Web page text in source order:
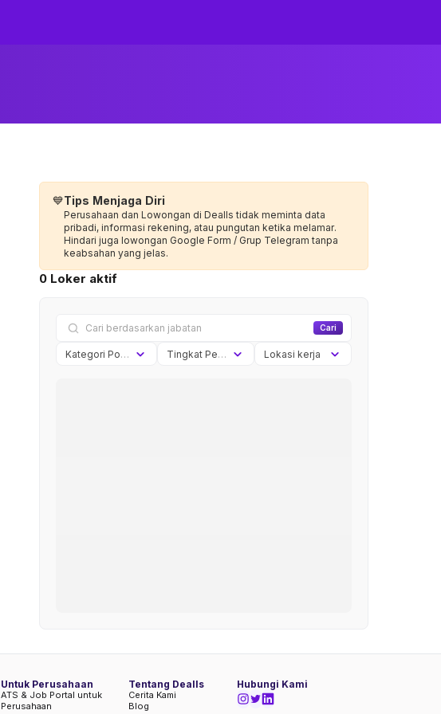
💙Tips Menjaga Diri
Perusahaan dan Lowongan di Dealls tidak meminta data
pribadi, informasi rekening, atau pungutan ketika melamar.
Hindari juga lowongan Google Form / Grup Telegram tanpa
keabsahan yang jelas.
0 Loker aktif
Cari
Kategori Posisi Tingkat Pengalaman Lokasi kerja
Untuk Perusahaan
ATS & Job Portal untuk
Perusahaan
Hubungi Kami
Tentang Dealls
Cerita Kami
Blog